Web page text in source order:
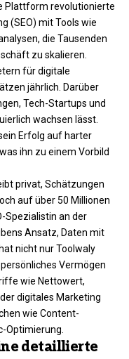
Plattform revolutionierte
(SEO) mit Tools wie
die Tausenden
zu skalieren.
für digitale
jährlich. Darüber
Tech-Startups und
wachsen lässt.
Erfolg auf harter
ihn zu einem Vorbild
privat, Schätzungen
auf über 50 Millionen
Spezialistin an der
Ansatz, Daten mit
nicht nur Toolwaly
Vermögen
wie Nettowert,
digitales Marketing
wie Content-
Optimierung.​
detaillierte